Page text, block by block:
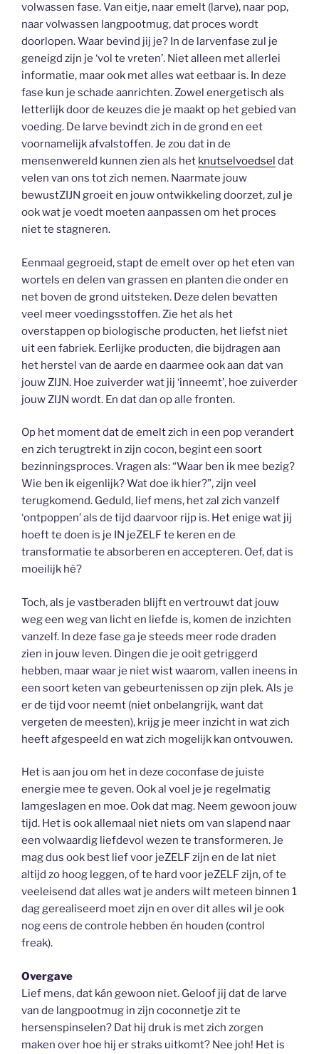
volwassen fase. Van eitje, naar emelt (larve), naar pop,
naar volwassen langpootmug, dat proces wordt
doorlopen. Waar bevind jij je? In de larvenfase zul je
geneigd zijn je ‘vol te vreten’. Niet alleen met allerlei
informatie, maar ook met alles wat eetbaar is. In deze
fase kun je schade aanrichten. Zowel energetisch als
letterlijk door de keuzes die je maakt op het gebied van
voeding. De larve bevindt zich in de grond en eet
voornamelijk afvalstoffen. Je zou dat in de
mensenwereld kunnen zien als het knutselvoedsel dat
velen van ons tot zich nemen. Naarmate jouw
bewustZIJN groeit en jouw ontwikkeling doorzet, zul je
ook wat je voedt moeten aanpassen om het proces
niet te stagneren.
Eenmaal gegroeid, stapt de emelt over op het eten van
wortels en delen van grassen en planten die onder en
net boven de grond uitsteken. Deze delen bevatten
veel meer voedingsstoffen. Zie het als het
overstappen op biologische producten, het liefst niet
uit een fabriek. Eerlijke producten, die bijdragen aan
het herstel van de aarde en daarmee ook aan dat van
jouw ZIJN. Hoe zuiverder wat jij ‘inneemt’, hoe zuiverder
jouw ZIJN wordt. En dat dan op alle fronten.
Op het moment dat de emelt zich in een pop verandert
en zich terugtrekt in zijn cocon, begint een soort
bezinningsproces. Vragen als: “Waar ben ik mee bezig?
Wie ben ik eigenlijk? Wat doe ik hier?”, zijn veel
terugkomend. Geduld, lief mens, het zal zich vanzelf
‘ontpoppen’ als de tijd daarvoor rijp is. Het enige wat jij
hoeft te doen is je IN jeZELF te keren en de
transformatie te absorberen en accepteren. Oef, dat is
moeilijk hè?
Toch, als je vastberaden blijft en vertrouwt dat jouw
weg een weg van licht en liefde is, komen de inzichten
vanzelf. In deze fase ga je steeds meer rode draden
zien in jouw leven. Dingen die je ooit getriggerd
hebben, maar waar je niet wist waarom, vallen ineens in
een soort keten van gebeurtenissen op zijn plek. Als je
er de tijd voor neemt (niet onbelangrijk, want dat
vergeten de meesten), krijg je meer inzicht in wat zich
heeft afgespeeld en wat zich mogelijk kan ontvouwen.
Het is aan jou om het in deze coconfase de juiste
energie mee te geven. Ook al voel je je regelmatig
lamgeslagen en moe. Ook dat mag. Neem gewoon jouw
tijd. Het is ook allemaal niet niets om van slapend naar
een volwaardig liefdevol wezen te transformeren. Je
mag dus ook best lief voor jeZELF zijn en de lat niet
altijd zo hoog leggen, of te hard voor jeZELF zijn, of te
veeleisend dat alles wat je anders wilt meteen binnen 1
dag gerealiseerd moet zijn en over dit alles wil je ook
nog eens de controle hebben én houden (control
freak).
Overgave
Lief mens, dat kán gewoon niet. Geloof jij dat de larve
van de langpootmug in zijn coconnetje zit te
hersenspinselen? Dat hij druk is met zich zorgen
maken over hoe hij er straks uitkomt? Nee joh! Het is